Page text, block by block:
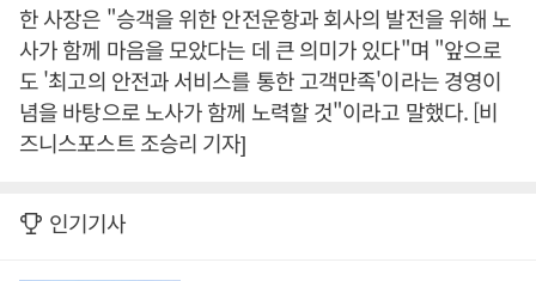
한 사장은 "승객을 위한 안전운항과 회사의 발전을 위해 노
사가 함께 마음을 모았다는 데 큰 의미가 있다"며 "앞으로
도 '최고의 안전과 서비스를 통한 고객만족'이라는 경영이
념을 바탕으로 노사가 함께 노력할 것"이라고 말했다. [비
즈니스포스트 조승리 기자]
인기기사